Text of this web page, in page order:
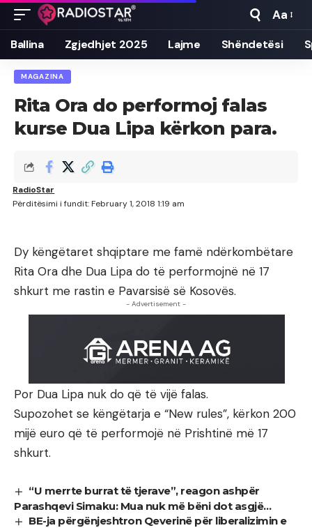
Font
Resizer
Aa
Ballina Zgjedhjet 2025 Lajme Shëndetësi
MAGAZINA
Rita Ora do performoj falas
kurse Dua Lipa kërkon para.
Përditësimi i fundit: February 1, 2018 1:19 am
RadioStar
Dy këngëtaret shqiptare me famë ndërkombëtare
Rita Ora dhe Dua Lipa do të performojnë në 17
shkurt me rastin e Pavarsisë së Kosovës.
- Advertisement -
Por Dua Lipa nuk do që të vijë falas.
Supozohet se këngëtarja e “New rules”, kërkon 200
mijë euro që të performojë në Prishtinë më 17
shkurt.
“U merrte burrat të tjerave”, reagon ashpër
Parashqevi Simaku: Mua nuk më bëni dot asgjë…
BE-ja përgënjeshtron Qeverinë për liberalizimin e